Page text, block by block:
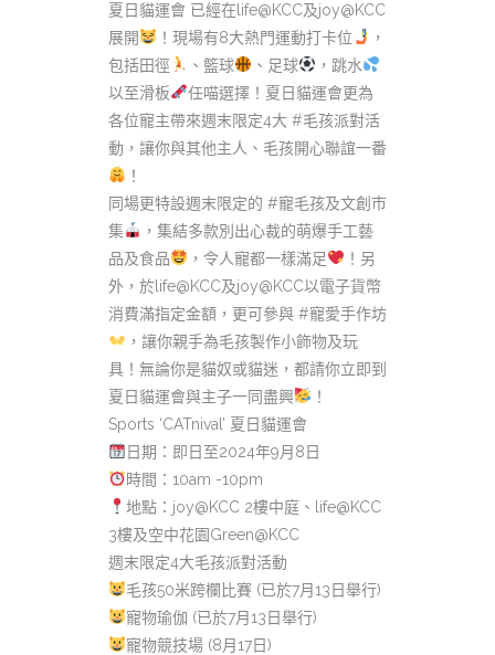
夏日貓運會 已經在life@KCC及joy@KCC
展開
！現場有8大熱門運動打卡位
，
包括田徑
、籃球 、足球
，跳水
以至滑板
任喵選擇！夏日貓運會更為
各位寵主帶來週末限定4大 #毛孩派對活
動，讓你與其他主人、毛孩開心聯誼一番
！
同場更特設週末限定的 #寵毛孩及文創市
集
，集結多款別出心裁的萌爆手工藝
品及食品
，令人寵都一樣滿足
！另
外，於life@KCC及joy@KCC以電子貨幣
消費滿指定金額，更可參與 #寵愛手作坊
，讓你親手為毛孩製作小飾物及玩
具！無論你是貓奴或貓迷，都請你立即到
夏日貓運會與主子一同盡興
！
Sports ‘CATnival’ 夏日貓運會
日期：即日至2024年9月8日
時間：10am -10pm
地點：joy@KCC 2樓中庭、life@KCC
3樓及空中花園Green@KCC
週末限定4大毛孩派對活動
毛孩50米跨欄比賽 (已於7月13日舉行)
寵物瑜伽 (已於7月13日舉行)
寵物競技場 (8月17日)